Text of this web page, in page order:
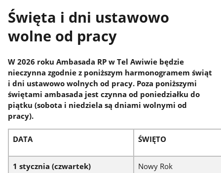
Święta i dni ustawowo
wolne od pracy
W 2026 roku Ambasada RP w Tel Awiwie będzie
nieczynna zgodnie z poniższym harmonogramem świąt
i dni ustawowo wolnych od pracy. Poza poniższymi
świętami ambasada jest czynna od poniedziałku do
piątku (sobota i niedziela są dniami wolnymi od
pracy).
DATA ŚWIĘTO
1 stycznia (czwartek) Nowy Rok